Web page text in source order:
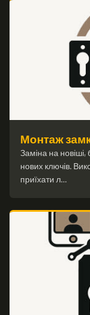
Монтаж
Заміна на
нових ключів.
приїхати л…